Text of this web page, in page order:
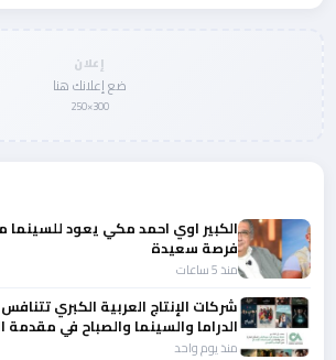
إعلان
ضع إعلانك هنا
300×250
الكبير اوي احمد مكي يعود للسينما
فرصة سعيدة
منذ 5 ساعات
شركات الإنتاج العربية الكبري
الدراما والسينما والصباح في
منذ يوم واحد